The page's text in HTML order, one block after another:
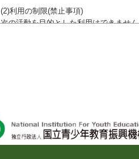
(2)利用の制限(禁止事項)
次の活動を目的とした利用はできませ
●特定の政党を支持、またはこれに反
●特定の宗教を支持、またはこれに反
域での勧誘活動を行ったり、自らの団
ご利用に際しては、本約款や定められ